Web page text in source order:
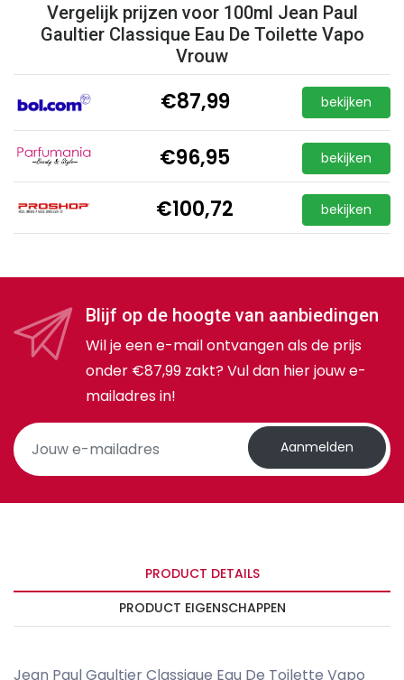
Vergelijk prijzen voor 100ml Jean Paul
Gaultier Classique Eau De Toilette Vapo
Vrouw
€87,99 bekijken
€96,95 bekijken
€100,72 bekijken
Blijf op de hoogte van aanbiedingen
Wil je een e-mail ontvangen als de prijs
onder €87,99 zakt? Vul dan hier jouw e-
mailadres in!
Aanmelden
PRODUCT DETAILS
PRODUCT EIGENSCHAPPEN
Jean Paul Gaultier Classique Eau De Toilette Vapo